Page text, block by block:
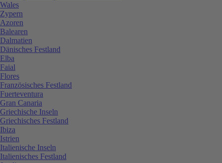
Wales
Zypern
Azoren
Balearen
Dalmatien
Dänisches Festland
Elba
Faial
Flores
Französisches Festland
Fuerteventura
Gran Canaria
Griechische Inseln
Griechisches Festland
Ibiza
Istrien
Italienische Inseln
Italienisches Festland